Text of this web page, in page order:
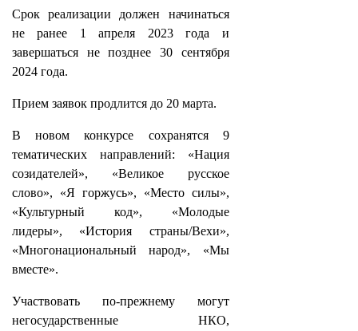
Срок реализации должен начинаться
не ранее 1 апреля 2023 года и
завершаться не позднее 30 сентября
2024 года.
Прием заявок продлится до 20 марта.
В новом конкурсе сохранятся 9
тематических направлений: «Нация
созидателей», «Великое русское
слово», «Я горжусь», «Место силы»,
«Культурный код», «Молодые
лидеры», «История страны/Вехи»,
«Многонациональный народ», «Мы
вместе».
Участвовать по-прежнему могут
негосударственные НКО,